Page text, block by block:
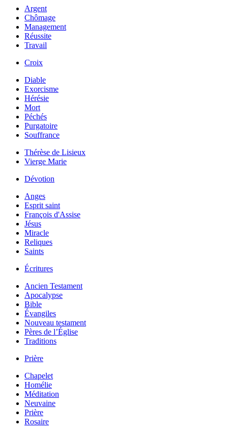
Argent
Chômage
Management
Réussite
Travail
Croix
Diable
Exorcisme
Hérésie
Mort
Péchés
Purgatoire
Souffrance
Thérèse de Lisieux
Vierge Marie
Dévotion
Anges
Esprit saint
François d'Assise
Jésus
Miracle
Reliques
Saints
Écritures
Ancien Testament
Apocalypse
Bible
Évangiles
Nouveau testament
Pères de l’Église
Traditions
Prière
Chapelet
Homélie
Méditation
Neuvaine
Prière
Rosaire